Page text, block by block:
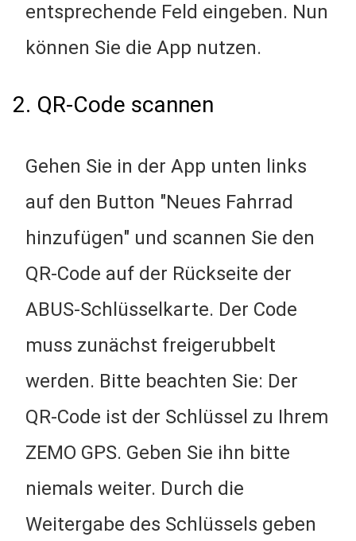
entsprechende Feld eingeben. Nun
können Sie die App nutzen.
2. QR-Code scannen
Gehen Sie in der App unten links
auf den Button "Neues Fahrrad
hinzufügen" und scannen Sie den
QR-Code auf der Rückseite der
ABUS-Schlüsselkarte. Der Code
muss zunächst freigerubbelt
werden. Bitte beachten Sie: Der
QR-Code ist der Schlüssel zu Ihrem
ZEMO GPS. Geben Sie ihn bitte
niemals weiter. Durch die
Weitergabe des Schlüssels geben